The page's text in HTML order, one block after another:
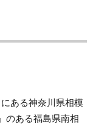
ある神奈川県相模
のある福島県南相